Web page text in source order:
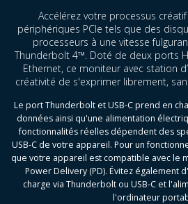
Accélérez votre processus
périphériques PCIe tels que des
processeurs à une vitesse
Thunderbolt 4™. Doté de deux ports
Ethernet, ce moniteur avec station
créativité de s'exprimer librement,
Le port Thunderbolt et USB-C prend en
données ainsi qu'une alimentation
fonctionnalités réelles dépendent des
USB-C de votre appareil. Pour un
que votre appareil est compatible avec le
Power Delivery (PD). Évitez également
charge via Thunderbolt ou USB-C et
l'ordinateur